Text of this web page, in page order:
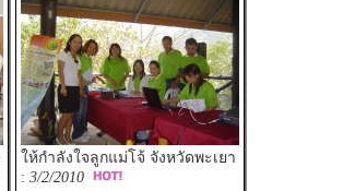
ให้กำลังใจลูกแม่โจ้ จังหวัดพะเยา
: 3/2/2010